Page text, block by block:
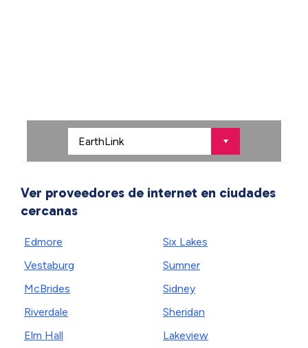
Ver proveedores de internet en ciudades
cercanas
Edmore
Vestaburg
McBrides
Riverdale
Elm Hall
Six Lakes
Sumner
Sidney
Sheridan
Lakeview